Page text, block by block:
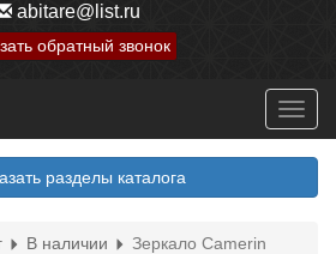
abitare@list.ru
обратный звонок
разделы каталога
В наличии Зеркало Camerin